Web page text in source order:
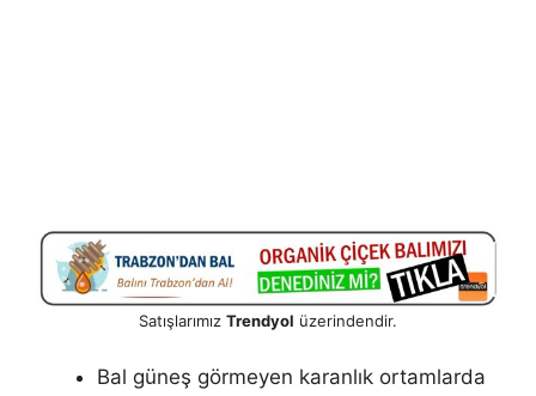
Satışlarımız Trendyol üzerindendir.
Bal güneş görmeyen karanlık ortamlarda